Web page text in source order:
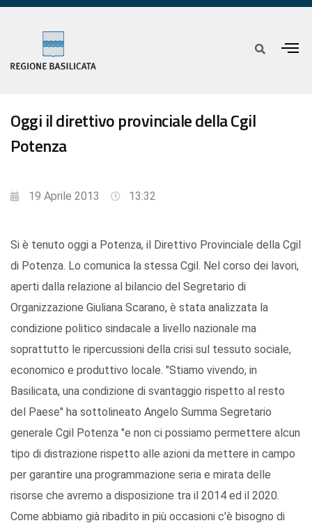
Oggi il direttivo provinciale della Cgil
Potenza
19 Aprile 2013 13:32
Si è tenuto oggi a Potenza, il Direttivo Provinciale della Cgil
di Potenza. Lo comunica la stessa Cgil. Nel corso dei lavori,
aperti dalla relazione al bilancio del Segretario di
Organizzazione Giuliana Scarano, è stata analizzata la
condizione politico sindacale a livello nazionale ma
soprattutto le ripercussioni della crisi sul tessuto sociale,
economico e produttivo locale. "Stiamo vivendo, in
Basilicata, una condizione di svantaggio rispetto al resto
del Paese" ha sottolineato Angelo Summa Segretario
generale Cgil Potenza "e non ci possiamo permettere alcun
tipo di distrazione rispetto alle azioni da mettere in campo
per garantire una programmazione seria e mirata delle
risorse che avremo a disposizione tra il 2014 ed il 2020.
Come abbiamo già ribadito in più occasioni c'è bisogno di